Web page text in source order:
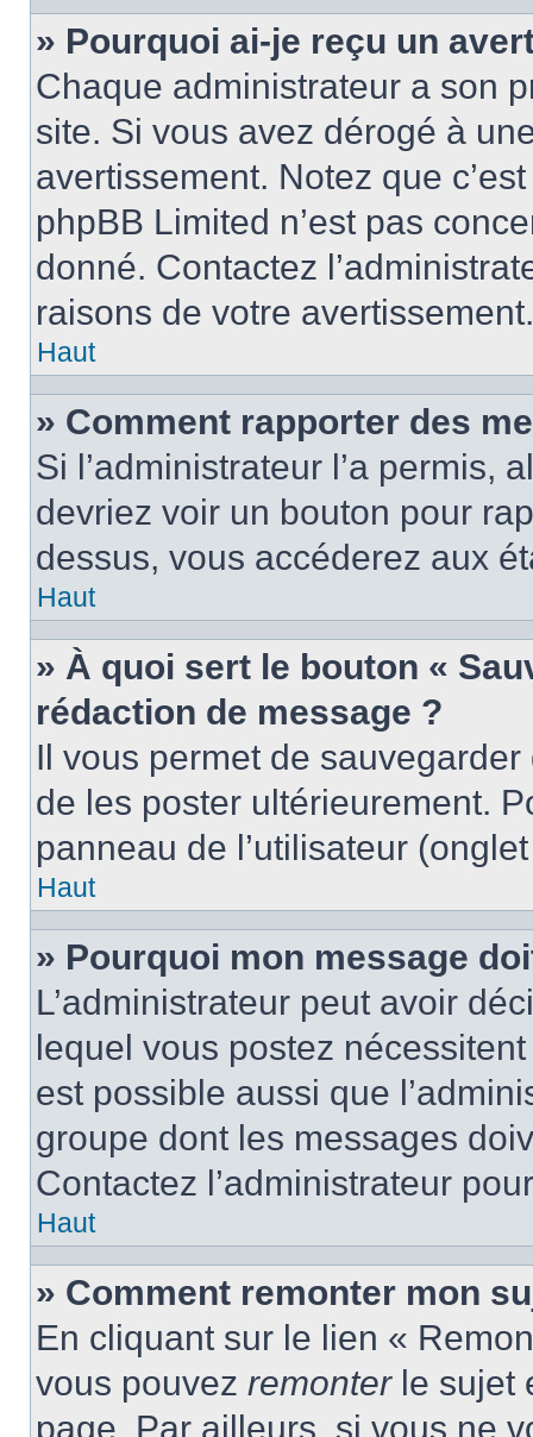
» Pourquoi ai-je reçu un
Chaque administrateur a son
site. Si vous avez dérogé à
avertissement. Notez que
phpBB Limited n’est pas
donné. Contactez
raisons de votre avertissement.
Haut
» Comment rapporter des
Si l’administrateur l’a permis,
devriez voir un bouton pour
dessus, vous accéderez aux
Haut
» À quoi sert le bouton «
rédaction de message ?
Il vous permet de
de les poster ultérieurement.
panneau de l’utilisateur
Haut
» Pourquoi mon message
L’administrateur peut avoir
lequel vous postez
est possible aussi que
groupe dont les messages
Contactez l’administrateur
Haut
» Comment remonter mon
En cliquant sur le lien «
vous pouvez remonterle sujet
page. Par ailleurs, si vous ne